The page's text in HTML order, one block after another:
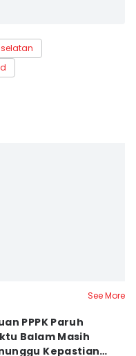
See More
PPPK Paruh
Balam Masih
Kepastian